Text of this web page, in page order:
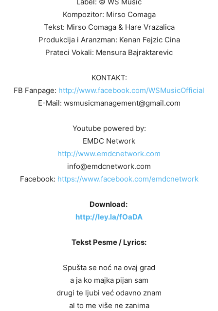
Label: © WS Music
Kompozitor: Mirso Comaga
Tekst: Mirso Comaga & Hare Vrazalica
Produkcija i Aranzman: Kenan Fejzic Cina
Prateci Vokali: Mensura Bajraktarevic
KONTAKT:
FB Fanpage: http://www.facebook.com/WSMusicOfficial
E-Mail: wsmusicmanagement@gmail.com
Youtube powered by:
EMDC Network
http://www.emdcnetwork.com
info@emdcnetwork.com
Facebook: https://www.facebook.com/emdcnetwork
Download:
http://ley.la/fOaDA
Tekst Pesme / Lyrics:
Spušta se noć na ovaj grad
a ja ko majka pijan sam
drugi te ljubi već odavno znam
al to me više ne zanima